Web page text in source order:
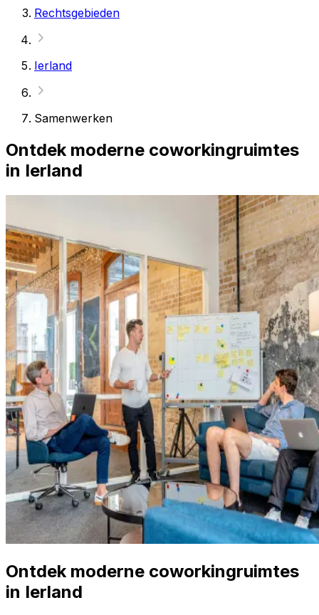
Rechtsgebieden
Ierland
Samenwerken
Ontdek moderne coworkingruimtes
in Ierland
Ontdek moderne coworkingruimtes
in Ierland